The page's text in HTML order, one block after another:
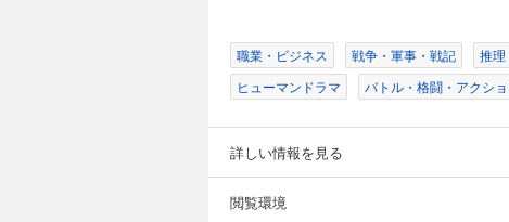
職業・ビジネス 戦争・軍事・戦記 推理
ヒューマンドラマ
バトル・格闘・アクシ
詳しい情報を見る
閲覧環境